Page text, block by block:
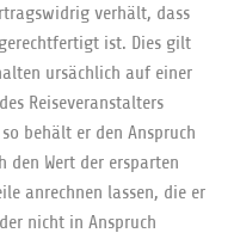
verhält, dass
ist. Dies gilt
ursächlich auf einer
Reiseveranstalters
behält er den Anspruch
den Wert der ersparten
anrechnen lassen, die er
nicht in Anspruch